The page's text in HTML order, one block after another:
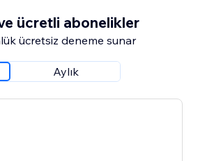
ücretli abonelikler
ücretsiz deneme sunar
Aylık